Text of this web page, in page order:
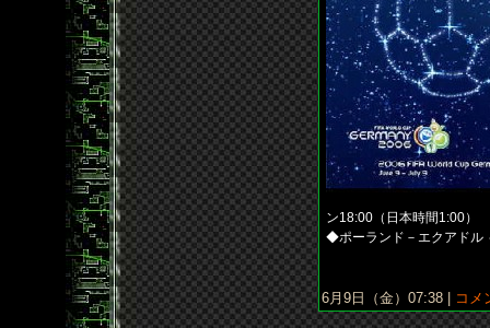
ン18:00（日本時間1:00）
◆ポーランド－エクアドル
6月9日（金）07:38 | コメ